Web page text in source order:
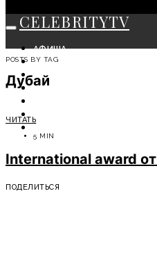
CELEBRITYTV
АФИША
СОБЫТИЯ
КРАСОТА
МОДА
POSTS BY TAG
Дубай
ЧИТАТЬ
5 MIN
International award
ПОДЕЛИТЬСЯ